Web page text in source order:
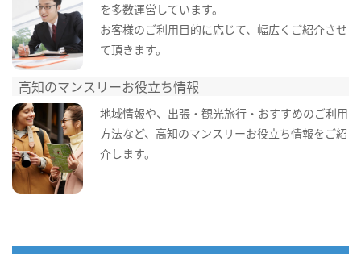
を多数運営しています。
お客様のご利用目的に応じて、幅広くご紹介させ
て頂きます。
高知のマンスリーお役立ち情報
地域情報や、出張・観光旅行・おすすめのご利用
方法など、高知のマンスリーお役立ち情報をご紹
介します。